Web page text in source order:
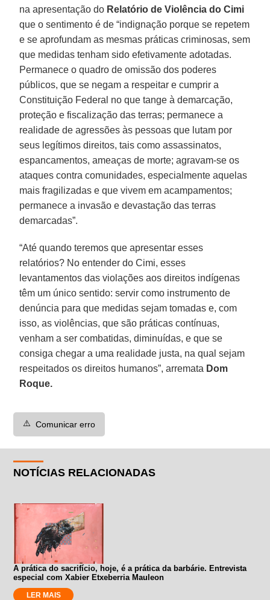
na apresentação do Relatório de Violência do Cimi
que o sentimento é de “indignação porque se repetem
e se aprofundam as mesmas práticas criminosas, sem
que medidas tenham sido efetivamente adotadas.
Permanece o quadro de omissão dos poderes
públicos, que se negam a respeitar e cumprir a
Constituição Federal no que tange à demarcação,
proteção e fiscalização das terras; permanece a
realidade de agressões às pessoas que lutam por
seus legítimos direitos, tais como assassinatos,
espancamentos, ameaças de morte; agravam-se os
ataques contra comunidades, especialmente aquelas
mais fragilizadas e que vivem em acampamentos;
permanece a invasão e devastação das terras
demarcadas”.
“Até quando teremos que apresentar esses
relatórios? No entender do Cimi, esses
levantamentos das violações aos direitos indígenas
têm um único sentido: servir como instrumento de
denúncia para que medidas sejam tomadas e, com
isso, as violências, que são práticas contínuas,
venham a ser combatidas, diminuídas, e que se
consiga chegar a uma realidade justa, na qual sejam
respeitados os direitos humanos”, arremata Dom
Roque.
⚠️ Comunicar erro
NOTÍCIAS RELACIONADAS
A prática do sacrifício, hoje, é a prática da barbárie. Entrevista
especial com Xabier Etxeberria Mauleon
LER MAIS